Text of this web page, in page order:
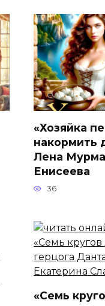
«Хозяйка
накормить
Лена
Енисеева
36
«Семь